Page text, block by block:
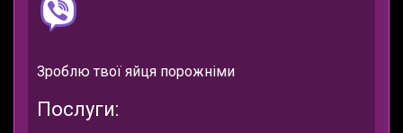
Зроблю твої яйця порожніми
Послуги: